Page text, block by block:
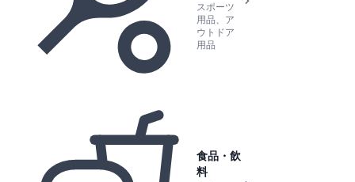
スポーツ
用品、ア
ウトドア
用品
食品・飲
料